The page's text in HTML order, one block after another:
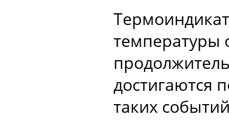
температуры
достигаются
таких